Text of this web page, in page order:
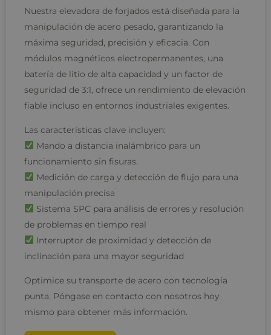
Nuestra elevadora de forjados está diseñada para la
manipulación de acero pesado, garantizando la
máxima seguridad, precisión y eficacia. Con
módulos magnéticos electropermanentes, una
batería de litio de alta capacidad y un factor de
seguridad de 3:1, ofrece un rendimiento de elevación
fiable incluso en entornos industriales exigentes.
Las características clave incluyen:
Mando a distancia inalámbrico para un
funcionamiento sin fisuras.
Medición de carga y detección de flujo para una
manipulación precisa
Sistema SPC para análisis de errores y resolución
de problemas en tiempo real
Interruptor de proximidad y detección de
inclinación para una mayor seguridad
Optimice su transporte de acero con tecnología
punta. Póngase en contacto con nosotros hoy
mismo para obtener más información.